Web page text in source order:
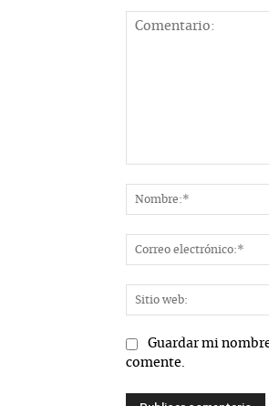
Guardar mi
comente.